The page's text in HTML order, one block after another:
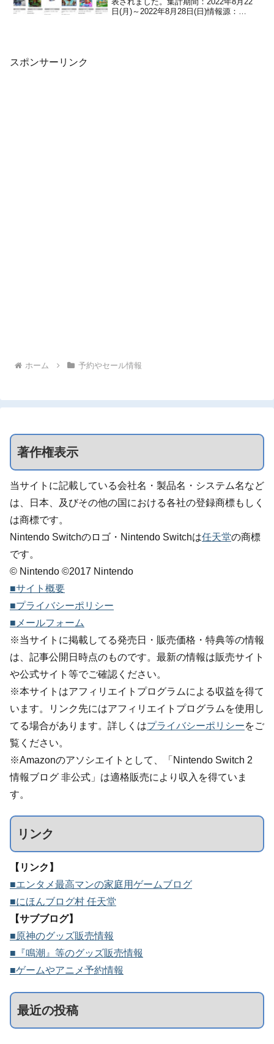
日(月)～2022年8月28日(日)情報源：
スポンサーリンク
ホーム 予約やセール情報
著作権表示
当サイトに記載している会社名・製品名・システム名など
は、日本、及びその他の国における各社の登録商標もしく
は商標です。
Nintendo Switchのロゴ・Nintendo Switchは任天堂の商標
です。
© Nintendo ©2017 Nintendo
■サイト概要
■プライバシーポリシー
■メールフォーム
※当サイトに掲載してる発売日・販売価格・特典等の情報
は、記事公開日時点のものです。最新の情報は販売サイト
や公式サイト等でご確認ください。
※本サイトはアフィリエイトプログラムによる収益を得て
います。リンク先にはアフィリエイトプログラムを使用し
てる場合があります。詳しくはプライバシーポリシーをご
覧ください。
※Amazonのアソシエイトとして、「Nintendo Switch 2
情報ブログ 非公式」は適格販売により収入を得ていま
す。
リンク
【リンク】
■エンタメ最高マンの家庭用ゲームブログ
■にほんブログ村 任天堂
【サブブログ】
■原神のグッズ販売情報
■『鳴潮』等のグッズ販売情報
■ゲームやアニメ予約情報
最近の投稿